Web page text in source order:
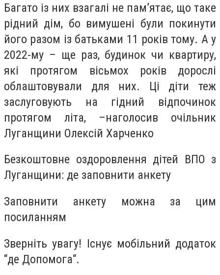
Багато із них взагалі не пам’ятає, що таке
рідний дім, бо вимушені були покинути
його разом із батьками 11 років тому. А у
2022-му – ще раз, будинок чи квартиру,
які протягом вісьмох років дорослі
облаштовували для них. Ці діти теж
заслуговують на гідний відпочинок
протягом літа, –наголосив очільник
Луганщини Олексій Харченко
Безкоштовне оздоровлення дітей ВПО з
Луганщини: де заповнити анкету
Заповнити анкету можна за цим
посиланням
Зверніть увагу! Існує мобільний додаток
“де Допомога“.